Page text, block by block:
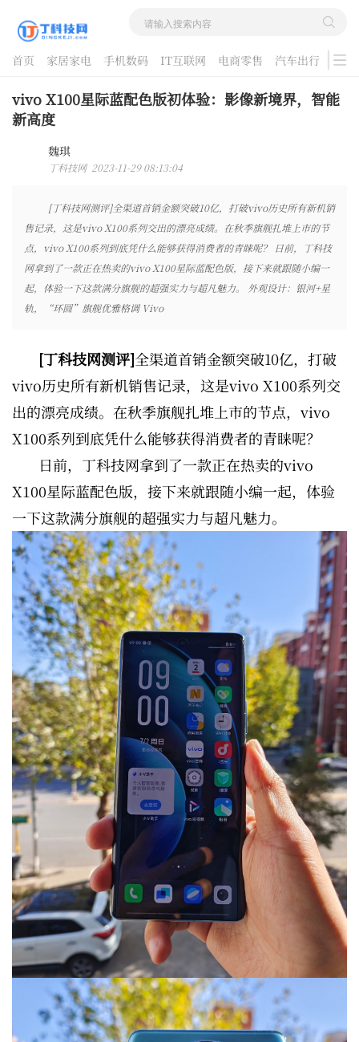
首页 家居家电 手机数码 IT互联网 电商零售 汽车出行
游戏
酷品评测
vivo X100星际蓝配色版初体验：影像新境界，智能
新高度
魏琪
丁科技网 2023-11-29 08:13:04
[丁科技网测评]全渠道首销金额突破10亿，打破vivo历史所有新机销
售记录，这是vivo X100系列交出的漂亮成绩。在秋季旗舰扎堆上市的节
点，vivo X100系列到底凭什么能够获得消费者的青睐呢？ 日前，丁科技
网拿到了一款正在热卖的vivo X100星际蓝配色版，接下来就跟随小编一
起，体验一下这款满分旗舰的超强实力与超凡魅力。 外观设计：银河+星
轨，“环圆”旗舰优雅格调 Vivo
[丁科技网测评]全渠道首销金额突破10亿，打破
vivo历史所有新机销售记录，这是vivo X100系列交
出的漂亮成绩。在秋季旗舰扎堆上市的节点，vivo
X100系列到底凭什么能够获得消费者的青睐呢？
日前，丁科技网拿到了一款正在热卖的vivo
X100星际蓝配色版，接下来就跟随小编一起，体验
一下这款满分旗舰的超强实力与超凡魅力。